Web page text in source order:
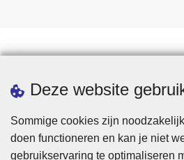
Deze website
Sommige cookies zijn
doen functioneren en kan je niet
gebruikservaring te optimaliseren